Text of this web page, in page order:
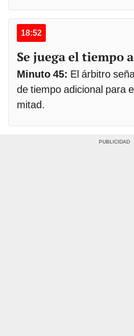
18:52
Se juega el tiempo
Minuto 45: El árbitro
de tiempo adicional para
mitad.